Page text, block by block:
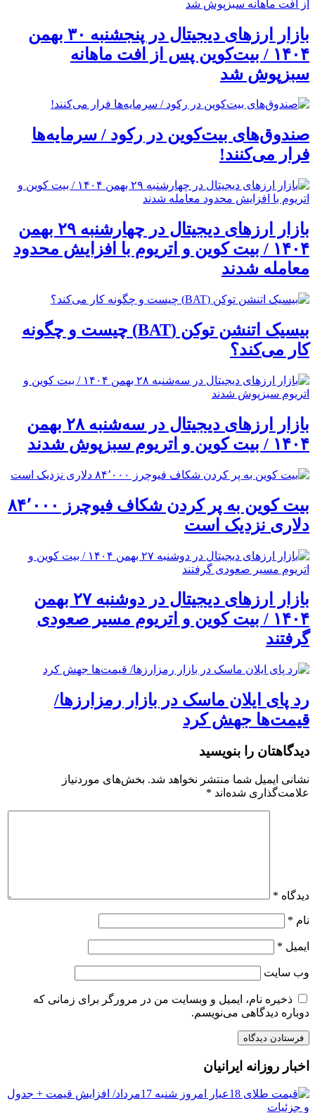
بازار ارزهای دیجیتال در پنجشنبه ۳۰ بهمن
۱۴۰۴ / بیت‌کوین پس از افت ماهانه
سبزپوش شد
صندوق‌های بیت‌کوین در رکود / سرمایه‌ها
فرار می‌کنند!
بازار ارزهای دیجیتال در چهارشنبه ۲۹ بهمن
۱۴۰۴ / بیت کوین و اتریوم با افزایش محدود
معامله شدند
بیسیک اتنشن توکن (BAT) چیست و چگونه
کار می‌کند؟
بازار ارزهای دیجیتال در سه‌شنبه ۲۸ بهمن
۱۴۰۴ / بیت کوین و اتریوم سبزپوش شدند
بیت کوین به پر کردن شکاف فیوچرز ۸۴٬۰۰۰
دلاری نزدیک است
بازار ارزهای دیجیتال در دوشنبه ۲۷ بهمن
۱۴۰۴ / بیت کوین و اتریوم مسیر صعودی
گرفتند
رد پای ایلان ماسک در بازار رمزارزها/
قیمت‌ها جهش کرد
دیدگاهتان را بنویسید
نشانی ایمیل شما منتشر نخواهد شد. بخش‌های موردنیاز
علامت‌گذاری شده‌اند *
دیدگاه *
نام *
ایمیل *
وب‌ سایت
ذخیره نام، ایمیل و وبسایت من در مرورگر برای زمانی که
دوباره دیدگاهی می‌نویسم.
اخبار روزانه ایرانیان